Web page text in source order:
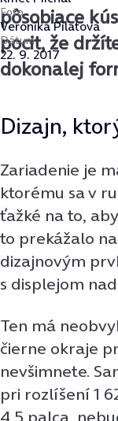
Foto
Veronika Pilatova
Dátum
22. 9. 2017
pôsobiace
pocit, že
dokonalej
Dizajn,
Zariadenie je
ktorému sa v
ťažké na to,
to prekážalo
dizajnovým
s displejom
Ten má
čierne okraje
nevšimnete.
pri rozlíšení 1